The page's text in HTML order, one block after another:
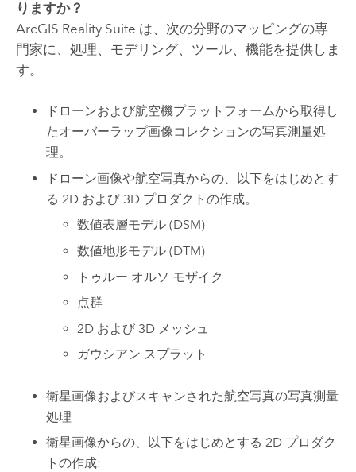
りますか？
ArcGIS Reality Suite は、次の分野のマッピングの専
門家に、処理、モデリング、ツール、機能を提供しま
す。
ドローンおよび航空機プラットフォームから取得し
たオーバーラップ画像コレクションの写真測量処
理。
ドローン画像や航空写真からの、以下をはじめとす
る 2D および 3D プロダクトの作成。
数値表層モデル (DSM)
数値地形モデル (DTM)
トゥルー オルソ モザイク
点群
2D および 3D メッシュ
ガウシアン スプラット
衛星画像およびスキャンされた航空写真の写真測量
処理
衛星画像からの、以下をはじめとする 2D プロダク
トの作成: